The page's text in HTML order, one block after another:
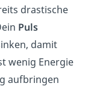
drastische
Puls
damit
wenig Energie
aufbringen